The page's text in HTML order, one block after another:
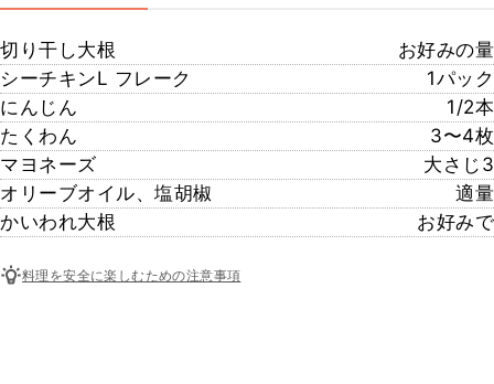
切り干し大根
お好みの量
シーチキンL フレーク
1パック
にんじん
1/2本
たくわん
3〜4枚
マヨネーズ
大さじ3
オリーブオイル、塩胡椒
適量
かいわれ大根
お好みで
料理を安全に楽しむための注意事項